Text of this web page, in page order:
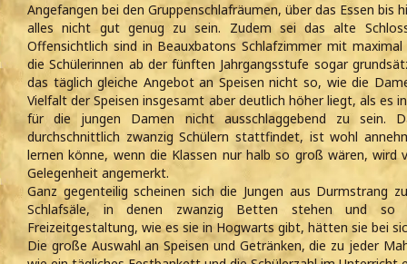
Angefangen bei den Gruppenschlafräumen, über das Essen bis
alles nicht gut genug zu sein. Zudem sei das alte
Offensichtlich sind in Beauxbatons Schlafzimmer mit
die Schülerinnen ab der fünften Jahrgangsstufe sogar
das täglich gleiche Angebot an Speisen nicht so, wie die
Vielfalt der Speisen insgesamt aber deutlich höher liegt, als es
für die jungen Damen nicht ausschlaggebend zu sein.
durchschnittlich zwanzig Schülern stattfindet, ist wohl
lernen könne, wenn die Klassen nur halb so groß wären, wird
Gelegenheit angemerkt.
Ganz gegenteilig scheinen sich die Jungen aus Durmstrang
Schlafsäle, in denen zwanzig Betten stehen und so
Freizeitgestaltung, wie es sie in Hogwarts gibt, hätten sie bei
Die große Auswahl an Speisen und Getränken, die zu jeder